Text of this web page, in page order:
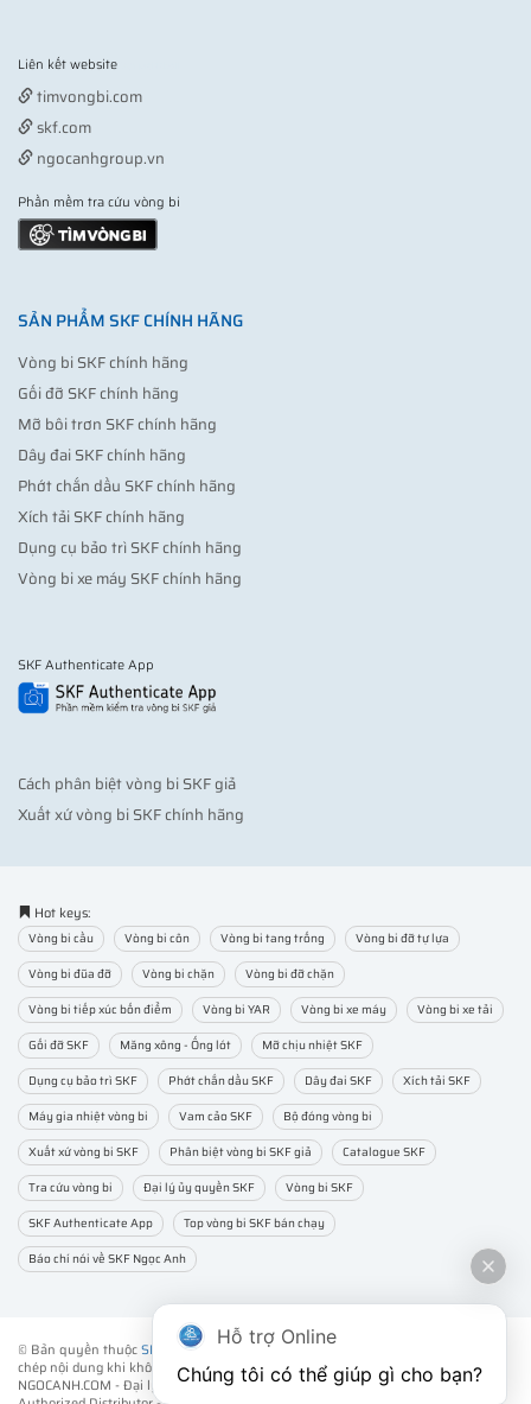
Liên kết website
timvongbi.com
skf.com
ngocanhgroup.vn
Phần mềm tra cứu vòng bi
SẢN PHẨM SKF CHÍNH HÃNG
Vòng bi SKF chính hãng
Gối đỡ SKF chính hãng
Mỡ bôi trơn SKF chính hãng
Dây đai SKF chính hãng
Phớt chắn dầu SKF chính hãng
Xích tải SKF chính hãng
Dụng cụ bảo trì SKF chính hãng
Vòng bi xe máy SKF chính hãng
SKF Authenticate App
Cách phân biệt vòng bi SKF giả
Xuất xứ vòng bi SKF chính hãng
Hot keys:
Vòng bi cầu Vòng bi côn Vòng bi tang trống
Vòng bi đỡ tự lựa
Vòng bi đũa đỡ
Vòng bi chặn
Vòng bi đỡ chặn
Vòng bi tiếp xúc bốn điểm
Vòng bi YAR Vòng bi xe máy
Vòng bi xe tải
Gối đỡ SKF
Măng xông - Ống lót
Mỡ chịu nhiệt SKF
Dụng cụ bảo trì SKF
Phớt chắn dầu SKF Dây đai SKF
Xích tải SKF
Máy gia nhiệt vòng bi
Vam cảo SKF
Bộ đóng vòng bi
Xuất xứ vòng bi SKF
Phân biệt vòng bi SKF giả
Catalogue SKF
Tra cứu vòng bi
Đại lý ủy quyền SKF
Vòng bi SKF
SKF Authenticate App
Top vòng bi SKF bán chạy
Báo chí nói về SKF Ngọc Anh
© Bản quyền thuộcSKF NGỌC ANH. ® All rights reserved - Vui lòng không sao
chép nội dung khi không được sự đồng ý của chúng tôi.
NGOCANH.COM - Đại lý ủy quyền vòng bi bạc đạn SKF chính hãng -SKF
Hỗ trợ Online
Chúng tôi có thể giúp gì cho bạn?